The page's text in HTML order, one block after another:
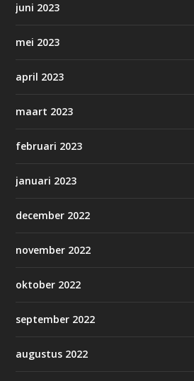
juni 2023
mei 2023
april 2023
maart 2023
februari 2023
januari 2023
december 2022
november 2022
oktober 2022
september 2022
augustus 2022